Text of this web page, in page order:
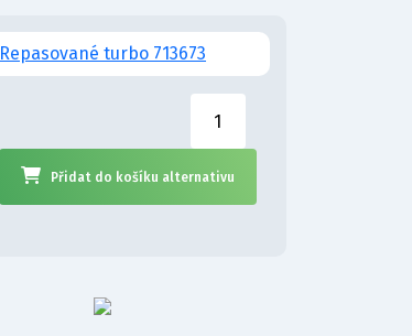
Repasované turbo 713673
Přidat do košíku alternativu